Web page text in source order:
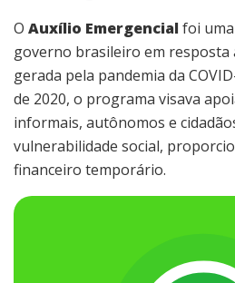
O Auxílio Emergencial foi
governo brasileiro em resposta
gerada pela pandemia da
de 2020, o programa visava
informais, autônomos e
vulnerabilidade social,
financeiro temporário.